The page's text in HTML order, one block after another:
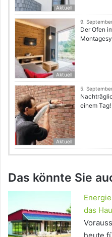
Aktuell
Aktuell
9.
Der Ofen
Aktuell
5.
einem Tag!
Das könnte Sie
das